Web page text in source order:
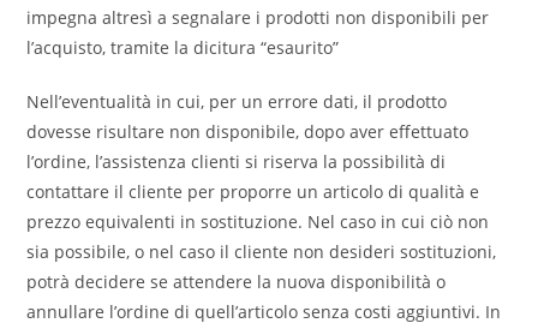
impegna altresì a segnalare i prodotti non disponibili per
l’acquisto, tramite la dicitura “esaurito”
Nell’eventualità in cui, per un errore dati, il prodotto
dovesse risultare non disponibile, dopo aver effettuato
l’ordine, l’assistenza clienti si riserva la possibilità di
contattare il cliente per proporre un articolo di qualità e
prezzo equivalenti in sostituzione. Nel caso in cui ciò non
sia possibile, o nel caso il cliente non desideri sostituzioni,
potrà decidere se attendere la nuova disponibilità o
annullare l’ordine di quell’articolo senza costi aggiuntivi. In